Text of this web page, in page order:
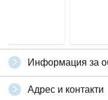
Информация за
Адрес и контакти